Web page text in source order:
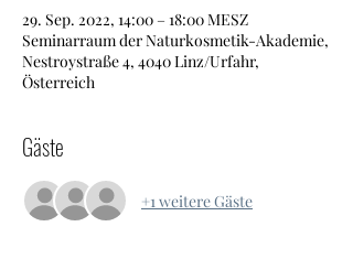
29. Sep. 2022, 14:00 – 18:00 MESZ
Seminarraum der Naturkosmetik-Akademie,
Nestroystraße 4, 4040 Linz/Urfahr,
Österreich
Gäste
+1 weitere Gäste